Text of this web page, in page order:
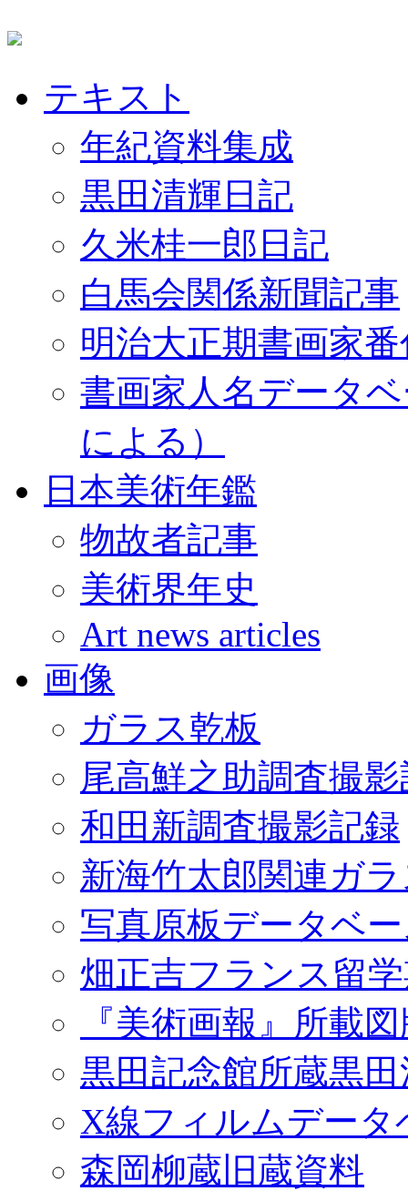
テキスト
年紀資料集成
黒田清輝日記
久米桂一郎日記
白馬会関係新聞記事
明治大正期書画家
書画家人名データ
による）
日本美術年鑑
物故者記事
美術界年史
Art news articles
画像
ガラス乾板
尾高鮮之助調査撮
和田新調査撮影記録
新海竹太郎関連ガ
写真原板データベ
畑正吉フランス留
『美術画報』所載
黒田記念館所蔵黒
X線フィルムデータ
森岡柳蔵旧蔵資料